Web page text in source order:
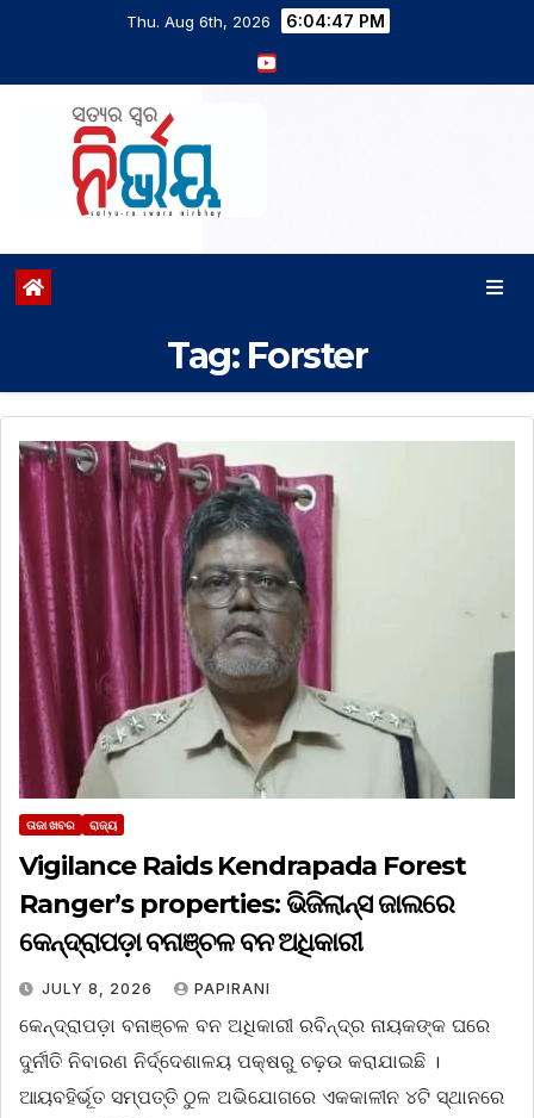
Thu. Aug 6th, 2026 6:04:48 PM
Tag: Forster
ତାଜା ଖବର ରାଜ୍ୟ
Vigilance Raids Kendrapada Forest
Ranger’s properties: ଭିଜିଲାନ୍ସ ଜାଲରେ
କେନ୍ଦ୍ରାପଡ଼ା ବନାଞ୍ଚଳ ବନ ଅଧିକାରୀ
JULY 8, 2026 PAPIRANI
କେନ୍ଦ୍ରାପଡ଼ା ବନାଞ୍ଚଳ ବନ ଅଧିକାରୀ ରବିନ୍ଦ୍ର ନାୟକଙ୍କ ଘରେ
ଦୁର୍ନୀତି ନିବାରଣ ନିର୍ଦ୍ଦେଶାଳୟ ପକ୍ଷରୁ ଚଢ଼ଉ କରାଯାଇଛି ।
ଆୟବହିର୍ଭୂତ ସମ୍ପତ୍ତି ଠୁଳ ଅଭିଯୋଗରେ ଏକକାଳୀନ ୪ଟି ସ୍ଥାନରେ